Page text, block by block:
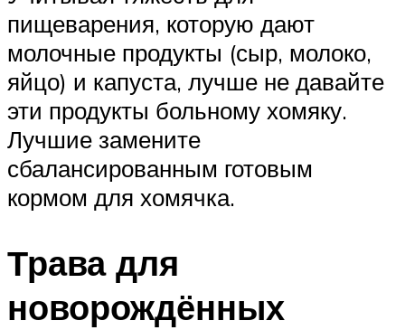
пищеварения, которую дают
молочные продукты (сыр, молоко,
яйцо) и капуста, лучше не давайте
эти продукты больному хомяку.
Лучшие замените
сбалансированным готовым
кормом для хомячка.
Трава для
новорождённых